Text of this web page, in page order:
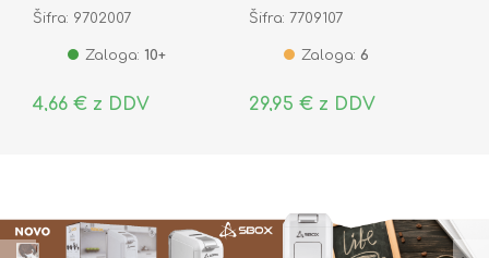
Šifra: 9702007
Zaloga: 10+
4,66 € z DDV
Šifra: 7709107
Zaloga: 6
29,95 € z DDV